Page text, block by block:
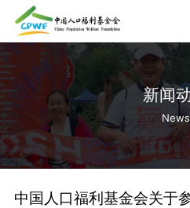
新闻
News
中国人口福利基金会关于